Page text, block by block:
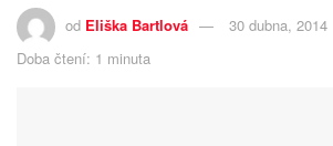
od Eliška Bartlová
30 dubna, 2014
Doba čtení: 1 minuta